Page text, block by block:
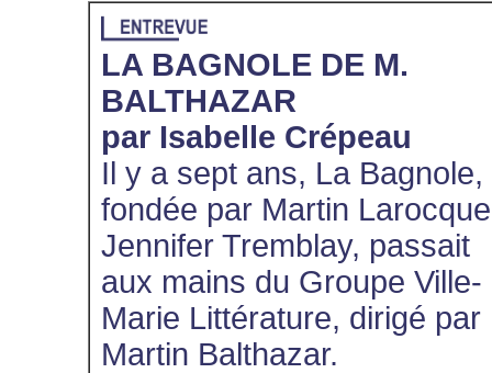
LA BAGNOLE DE M.
BALTHAZAR
par Isabelle Crépeau
Il y a sept ans, La Bagnole,
fondée par Martin
Jennifer Tremblay, passait
aux mains du Groupe Ville-
Marie Littérature, dirigé par
Martin Balthazar.